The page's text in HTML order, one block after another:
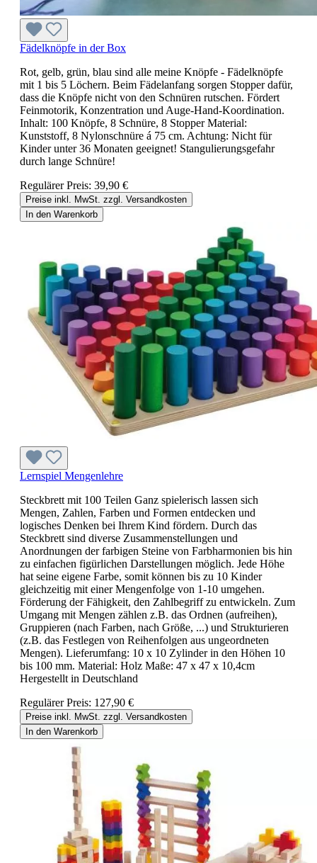
Fädelknöpfe in der Box
Rot, gelb, grün, blau sind alle meine Knöpfe - Fädelknöpfe
mit 1 bis 5 Löchern. Beim Fädelanfang sorgen Stopper dafür,
dass die Knöpfe nicht von den Schnüren rutschen. Fördert
Feinmotorik, Konzentration und Auge-Hand-Koordination.
Inhalt: 100 Knöpfe, 8 Schnüre, 8 Stopper Material:
Kunststoff, 8 Nylonschnüre á 75 cm. Achtung: Nicht für
Kinder unter 36 Monaten geeignet! Stangulierungsgefahr
durch lange Schnüre!
Regulärer Preis: 39,90 €
Preise inkl. MwSt. zzgl. Versandkosten
In den Warenkorb
Lernspiel Mengenlehre
Steckbrett mit 100 Teilen Ganz spielerisch lassen sich
Mengen, Zahlen, Farben und Formen entdecken und
logisches Denken bei Ihrem Kind fördern. Durch das
Steckbrett sind diverse Zusammenstellungen und
Anordnungen der farbigen Steine von Farbharmonien bis hin
zu einfachen figürlichen Darstellungen möglich. Jede Höhe
hat seine eigene Farbe, somit können bis zu 10 Kinder
gleichzeitig mit einer Mengenfolge von 1-10 umgehen.
Förderung der Fähigkeit, den Zahlbegriff zu entwickeln. Zum
Umgang mit Mengen zählen z.B. das Ordnen (aufreihen),
Gruppieren (nach Farben, nach Größe, ...) und Strukturieren
(z.B. das Festlegen von Reihenfolgen aus ungeordneten
Mengen). Lieferumfang: 10 x 10 Zylinder in den Höhen 10
bis 100 mm. Material: Holz Maße: 47 x 47 x 10,4cm
Hergestellt in Deutschland
Regulärer Preis: 127,90 €
Preise inkl. MwSt. zzgl. Versandkosten
In den Warenkorb